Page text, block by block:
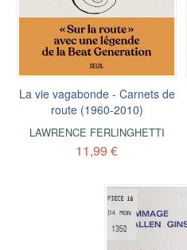
La vie vagabonde - Carnets de
route (1960-2010)
LAWRENCE FERLINGHETTI
11,99 €